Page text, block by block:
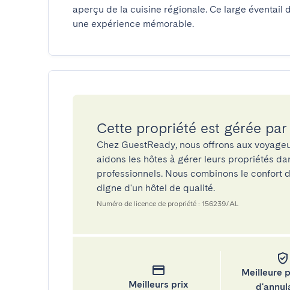
aperçu de la cuisine régionale. Ce large
une expérience mémorable.
Cette propriété est gérée par
Chez GuestReady, nous offrons aux
aidons les hôtes à gérer leurs propriétés
professionnels. Nous combinons le confort
digne d'un hôtel de qualité.
Numéro de licence de propriété : 156239/AL
Meilleurs prix
Meilleure